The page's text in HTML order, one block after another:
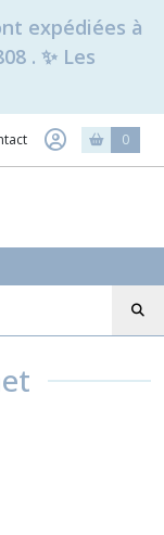
expédiées à
. ✨ Les
0